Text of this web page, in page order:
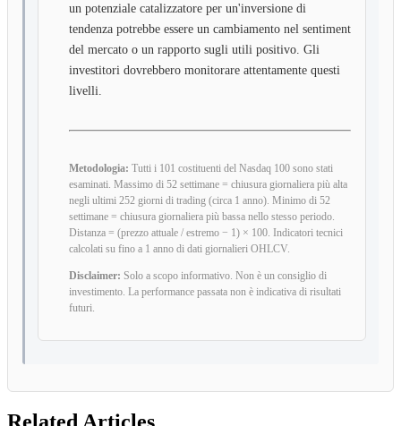
un potenziale catalizzatore per un'inversione di
tendenza potrebbe essere un cambiamento nel sentiment
del mercato o un rapporto sugli utili positivo. Gli
investitori dovrebbero monitorare attentamente questi
livelli.
Metodologia: Tutti i 101 costituenti del Nasdaq 100 sono stati
esaminati. Massimo di 52 settimane = chiusura giornaliera più alta
negli ultimi 252 giorni di trading (circa 1 anno). Minimo di 52
settimane = chiusura giornaliera più bassa nello stesso periodo.
Distanza = (prezzo attuale / estremo − 1) × 100. Indicatori tecnici
calcolati su fino a 1 anno di dati giornalieri OHLCV.
Disclaimer: Solo a scopo informativo. Non è un consiglio di
investimento. La performance passata non è indicativa di risultati
futuri.